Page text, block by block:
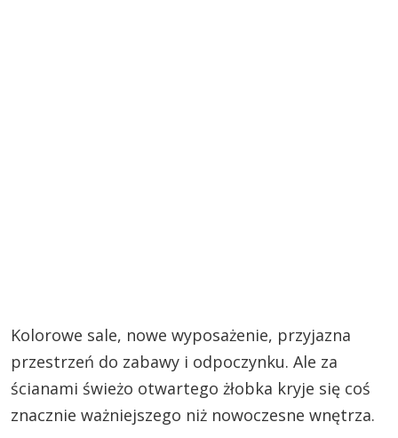
Kolorowe sale, nowe wyposażenie, przyjazna
przestrzeń do zabawy i odpoczynku. Ale za
ścianami świeżo otwartego żłobka kryje się coś
znacznie ważniejszego niż nowoczesne wnętrza.